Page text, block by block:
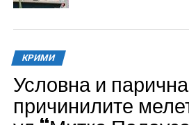
КРИМИ
Условна и
причинилите